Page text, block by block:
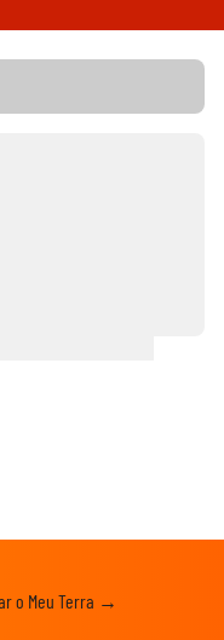
o Meu Terra →